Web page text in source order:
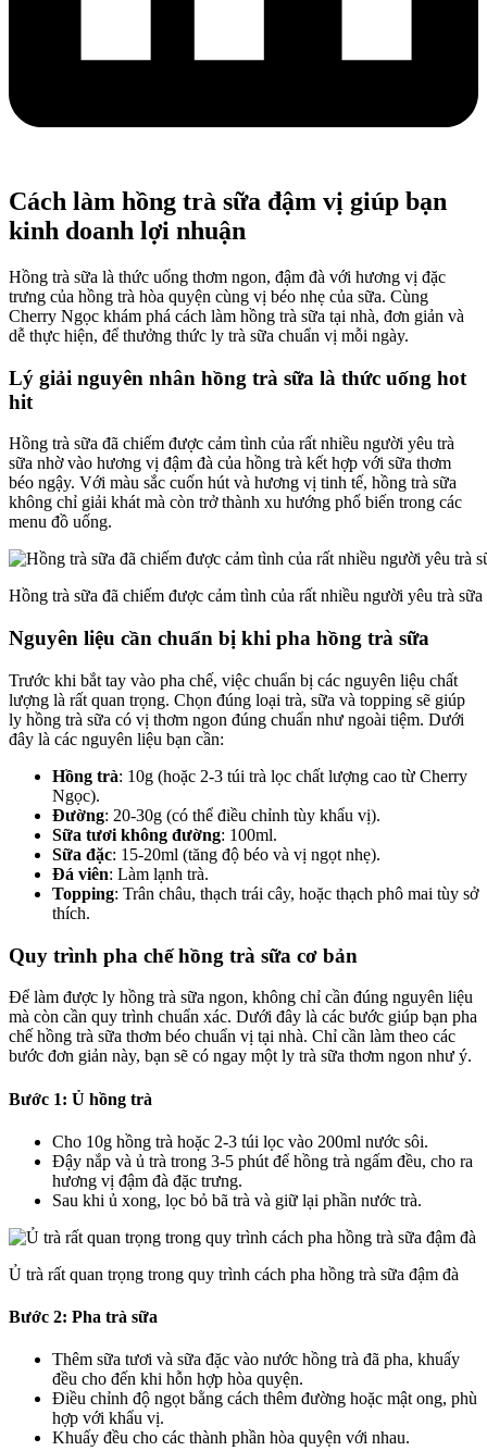
Cách làm hồng trà sữa đậm vị giúp bạn
kinh doanh lợi nhuận
Hồng trà sữa là thức uống thơm ngon, đậm đà với hương vị đặc
trưng của hồng trà hòa quyện cùng vị béo nhẹ của sữa. Cùng
Cherry Ngọc khám phá cách làm hồng trà sữa tại nhà, đơn giản và
dễ thực hiện, để thưởng thức ly trà sữa chuẩn vị mỗi ngày.
Lý giải nguyên nhân hồng trà sữa là thức uống hot
hit
Hồng trà sữa đã chiếm được cảm tình của rất nhiều người yêu trà
sữa nhờ vào hương vị đậm đà của hồng trà kết hợp với sữa thơm
béo ngậy. Với màu sắc cuốn hút và hương vị tinh tế, hồng trà sữa
không chỉ giải khát mà còn trở thành xu hướng phổ biến trong các
menu đồ uống.
Hồng trà sữa đã chiếm được cảm tình của rất nhiều người yêu trà
Nguyên liệu cần chuẩn bị khi pha hồng trà sữa
Trước khi bắt tay vào pha chế, việc chuẩn bị các nguyên liệu chất
lượng là rất quan trọng. Chọn đúng loại trà, sữa và topping sẽ giúp
ly hồng trà sữa có vị thơm ngon đúng chuẩn như ngoài tiệm. Dưới
đây là các nguyên liệu bạn cần:
Hồng trà: 10g (hoặc 2-3 túi trà lọc chất lượng cao từ Cherry
Ngọc).
Đường: 20-30g (có thể điều chỉnh tùy khẩu vị).
Sữa tươi không đường: 100ml.
Sữa đặc: 15-20ml (tăng độ béo và vị ngọt nhẹ).
Đá viên: Làm lạnh trà.
Topping: Trân châu, thạch trái cây, hoặc thạch phô mai tùy sở
thích.
Quy trình pha chế hồng trà sữa cơ bản
Để làm được ly hồng trà sữa ngon, không chỉ cần đúng nguyên liệu
mà còn cần quy trình chuẩn xác. Dưới đây là các bước giúp bạn pha
chế hồng trà sữa thơm béo chuẩn vị tại nhà. Chỉ cần làm theo các
bước đơn giản này, bạn sẽ có ngay một ly trà sữa thơm ngon như ý.
Bước 1: Ủ hồng trà
Cho 10g hồng trà hoặc 2-3 túi lọc vào 200ml nước sôi.
Đậy nắp và ủ trà trong 3-5 phút để hồng trà ngấm đều, cho ra
hương vị đậm đà đặc trưng.
Sau khi ủ xong, lọc bỏ bã trà và giữ lại phần nước trà.
Ủ trà rất quan trọng trong quy trình cách pha hồng trà sữa đậm đà
Bước 2: Pha trà sữa
Thêm sữa tươi và sữa đặc vào nước hồng trà đã pha, khuấy
đều cho đến khi hỗn hợp hòa quyện.
Điều chỉnh độ ngọt bằng cách thêm đường hoặc mật ong, phù
hợp với khẩu vị.
Khuấy đều cho các thành phần hòa quyện với nhau.